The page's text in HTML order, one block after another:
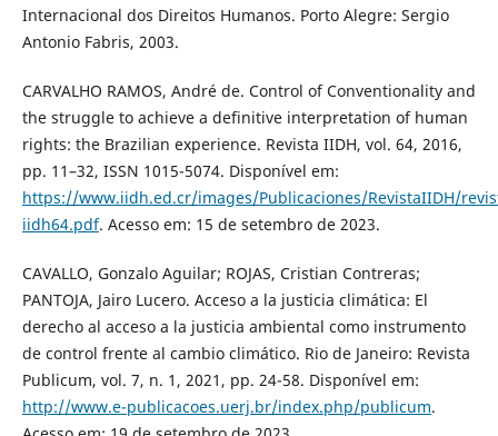
Internacional dos Direitos Humanos. Porto Alegre: Sergio
Antonio Fabris, 2003.
CARVALHO RAMOS, André de. Control of Conventionality and
the struggle to achieve a definitive interpretation of human
rights: the Brazilian experience. Revista IIDH, vol. 64, 2016,
pp. 11–32, ISSN 1015-5074. Disponível em:
https://www.iidh.ed.cr/images/Publicaciones/RevistaIIDH/
iidh64.pdf. Acesso em: 15 de setembro de 2023.
CAVALLO, Gonzalo Aguilar; ROJAS, Cristian Contreras;
PANTOJA, Jairo Lucero. Acceso a la justicia climática: El
derecho al acceso a la justicia ambiental como instrumento
de control frente al cambio climático. Rio de Janeiro: Revista
Publicum, vol. 7, n. 1, 2021, pp. 24-58. Disponível em:
http://www.e-publicacoes.uerj.br/index.php/publicum.